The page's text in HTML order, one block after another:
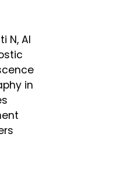
N, Al
in